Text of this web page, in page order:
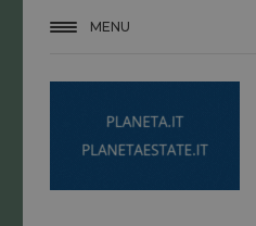
MENU